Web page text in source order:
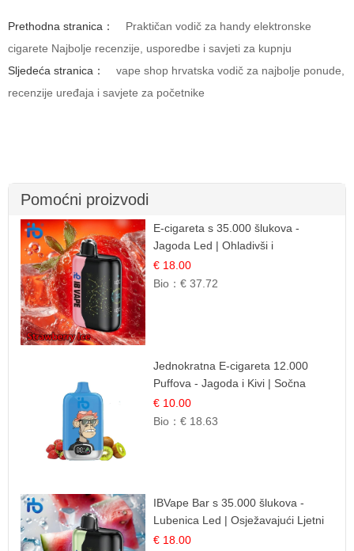
Prethodna stranica：
Praktičan vodič za handy elektronske
cigarete Najbolje recenzije, usporedbe i savjeti za kupnju
Sljedeća stranica：
vape shop hrvatska vodič za najbolje ponude,
recenzije uređaja i savjete za početnike
Pomoćni proizvodi
E-cigareta s 35.000 šlukova -
Jagoda Led | Ohladivši i
Osježavajući Okus
€ 18.00
Bio：€ 37.72
Jednokratna E-cigareta 12.000
Puffova - Jagoda i Kivi | Sočna
Voćna Kombinacija
€ 10.00
Bio：€ 18.63
IBVape Bar s 35.000 šlukova -
Lubenica Led | Osježavajući Ljetni
Okus
€ 18.00